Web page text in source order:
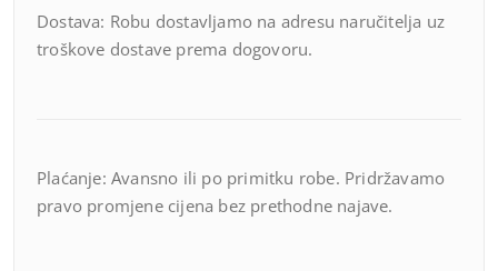
Dostava: Robu dostavljamo na adresu naručitelja uz
troškove dostave prema dogovoru.
Plaćanje: Avansno ili po primitku robe. Pridržavamo
pravo promjene cijena bez prethodne najave.